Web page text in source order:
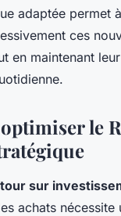
adaptée permet
ces
en maintenant
le
sur
achats nécessite